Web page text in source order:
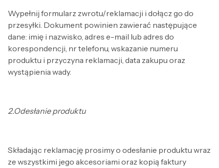
Wypełnij formularz zwrotu/reklamacji i dołącz go do
przesyłki. Dokument powinien zawierać następujące
dane: imię i nazwisko, adres e-mail lub adres do
korespondencji, nr telefonu, wskazanie numeru
produktu i przyczyna reklamacji, data zakupu oraz
wystąpienia wady.
2.Odesłanie produktu
Składając reklamację prosimy o odesłanie produktu wraz
ze wszystkimi jego akcesoriami oraz kopią faktury